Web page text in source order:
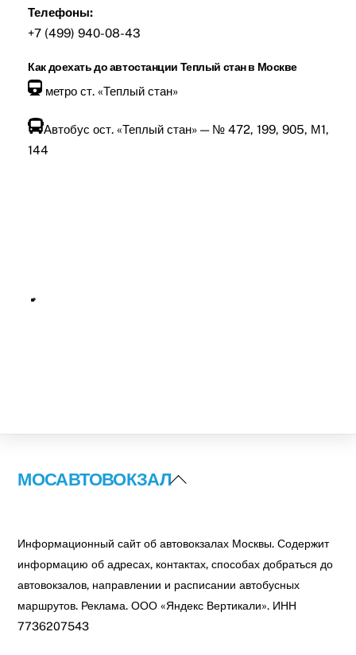
Телефоны:
+7 (499) 940-08-43
Как доехать до автостанции Теплый стан в Москве
метро ст. «Теплый стан»
Автобус ост. «Теплый стан» — № 472, 199, 905, М1,
144
Back
МОСАВТОВОКЗАЛ
Информационный сайт об автовокзалах Москвы. Содержит
информацию об адресах, контактах, способах добраться до
автовокзалов, направлении и расписании автобусных
маршрутов. Реклама. ООО «Яндекс Вертикали». ИНН
7736207543